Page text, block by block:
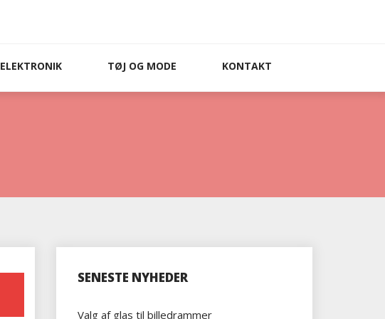
ELEKTRONIK TØJ OG MODE KONTAKT
SENESTE NYHEDER
Valg af glas til billedrammer